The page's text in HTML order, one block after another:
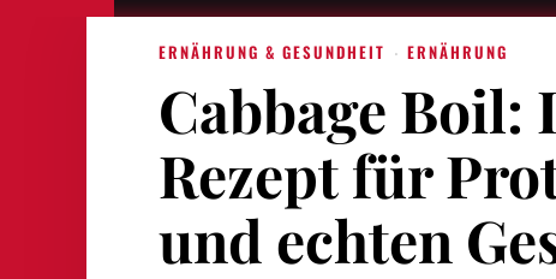
ERNÄHRUNG & GESUNDHEIT · ERNÄHRUNG
Cabbage Boil:
Rezept für
und echten